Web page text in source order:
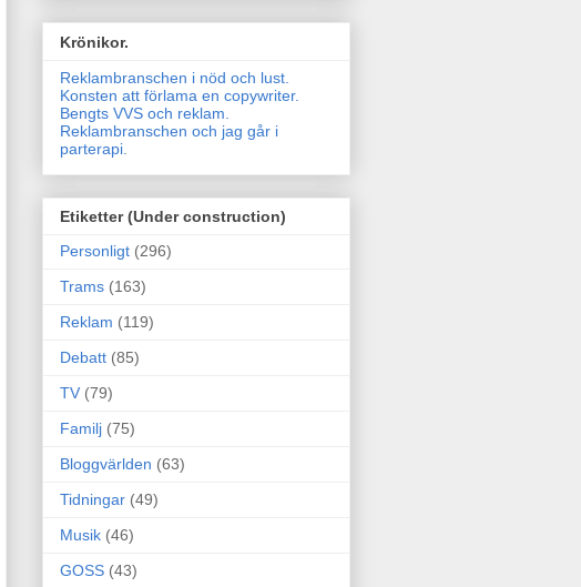
Krönikor.
Reklambranschen i nöd och lust.
Konsten att förlama en copywriter.
Bengts VVS och reklam.
Reklambranschen och jag går i
parterapi.
Etiketter (Under construction)
Personligt (296)
Trams (163)
Reklam (119)
Debatt (85)
TV (79)
Familj (75)
Bloggvärlden (63)
Tidningar (49)
Musik (46)
GOSS (43)